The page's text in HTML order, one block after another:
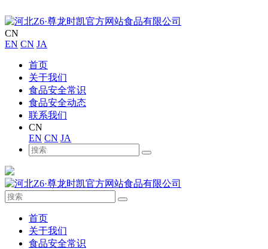
CN
EN CN JA
首页
关于我们
食品安全常识
食品安全动态
联系我们
CN
EN CN JA
首页
关于我们
食品安全常识